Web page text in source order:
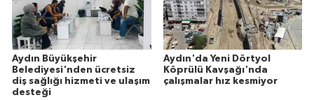
Aydın Büyükşehir
Belediyesi'nden ücretsiz
diş sağlığı hizmeti ve ulaşım
desteği
Aydın'da Yeni Dörtyol
Köprülü Kavşağı'nda
çalışmalar hız kesmiyor